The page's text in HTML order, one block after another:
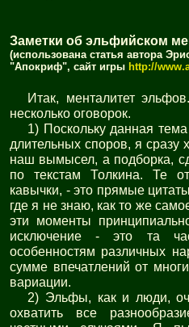
Заметки об эльфийском
(использована статья автора
"Апокриф", сайт игры http://
Итак, менталитет
несколько оговорок.
1) Поскольку данная
длительных споров, я сразу
наш вымысел, а подборка,
по текстам Толкина. Те
кавычки, - это прямые
где я не знаю, как то же
эти моменты
исключение - это та
особенностям различных
сумме впечатлений от
вариации.
2) Эльфы, как и люди,
охватить все